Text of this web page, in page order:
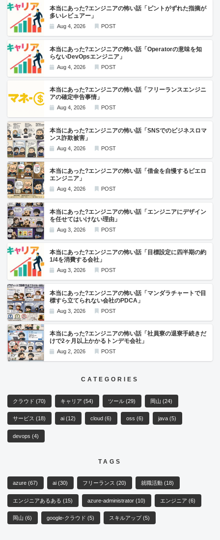
本当にあった?エンジニアの怖い話「ピントがずれた指摘が
多いレビュアー」
Aug 4, 2026 POST
本当にあった?エンジニアの怖い話「Operatorの意味を知
らないDevOpsエンジニア」
Aug 4, 2026 POST
本当にあった?エンジニアの怖い話「フリーランスエンジニ
アの確定申告事情」
Aug 4, 2026 POST
本当にあった?エンジニアの怖い話「SNSでのビジネスロマ
ンス詐欺被害」
Aug 4, 2026 POST
本当にあった?エンジニアの怖い話「借金を自慢するピエロ
エンジニア」
Aug 4, 2026 POST
本当にあった?エンジニアの怖い話「エンジニアにデザイン
を任せてはいけない理由」
Aug 3, 2026 POST
本当にあった?エンジニアの怖い話「目標設定に四半期の約
1/4を消費する会社」
Aug 3, 2026 POST
本当にあった?エンジニアの怖い話「マンダラチャートで目
標すら立てられない会社のPDCA」
Aug 3, 2026 POST
本当にあった?エンジニアの怖い話「社員寮の退寮手続きだ
けで2ヶ月以上かかるトンデモ会社」
Aug 2, 2026 POST
CATEGORIES
クラウド(70) キャリア(54) ツール(29) 岡山(24)
サービス(18) ai(12) cloud(6) oss(6) java(5)
devops(4)
TAGS
azure(67) ai(30) フリーランス(20) 就職活動(18)
エンジニアあるある(15) azure-administrator(10) エンジニア(6)
岡山(6) google-クラウド(5) スキルアップ(5)